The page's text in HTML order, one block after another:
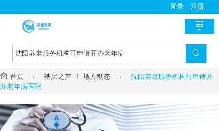
登录 注册


首页
新医讯
地方动态
用药指导
诊疗指南
基层风采
 首页  基层之声  地方动态 
沈阳养老服务机构可申请开
办老年病医院